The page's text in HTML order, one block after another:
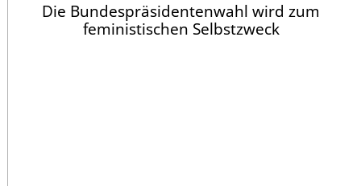
Die Bundespräsidentenwahl wird zum
feministischen Selbstzweck